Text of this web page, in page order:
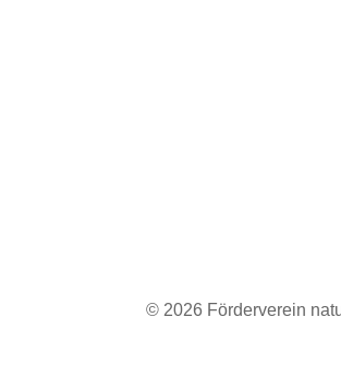
© 2026 Förderverein